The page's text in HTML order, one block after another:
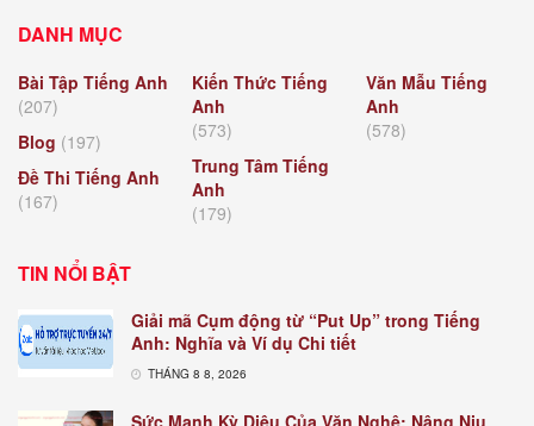
DANH MỤC
Bài Tập Tiếng Anh
(207)
Blog (197)
Đề Thi Tiếng Anh
(167)
Kiến Thức Tiếng
Anh
(573)
Trung Tâm Tiếng
Anh
(179)
Văn Mẫu Tiếng
Anh
(578)
TIN NỔI BẬT
Giải mã Cụm động từ “Put Up” trong Tiếng
Anh: Nghĩa và Ví dụ Chi tiết
THÁNG 8 8, 2026